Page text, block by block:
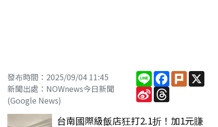
發布時間：2025/09/04 11:45
新聞出處：NOWnews今日新聞
(Google News)
Line Facebook
Plurk
Sina
Weibo
Threads
台南國際級飯店狂打2.1折！加1元賺